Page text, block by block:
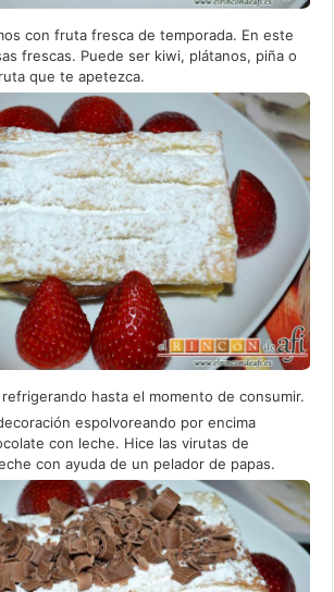
con fruta fresca de temporada. En este
frescas. Puede ser kiwi, plátanos, piña o
que te apetezca.
hasta el momento de consumir.
espolvoreando por encima
con leche. Hice las virutas de
con ayuda de un pelador de papas.